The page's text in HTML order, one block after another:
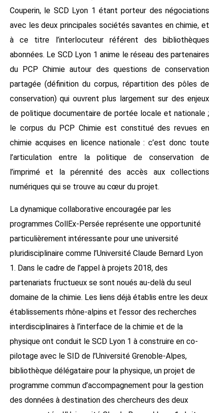
Couperin, le SCD Lyon 1 étant porteur des négociations
avec les deux principales sociétés savantes en chimie, et
à ce titre l’interlocuteur référent des bibliothèques
abonnées. Le SCD Lyon 1 anime le réseau des partenaires
du PCP Chimie autour des questions de conservation
partagée (définition du corpus, répartition des pôles de
conservation) qui ouvrent plus largement sur des enjeux
de politique documentaire de portée locale et nationale ;
le corpus du PCP Chimie est constitué des revues en
chimie acquises en licence nationale : c’est donc toute
l’articulation entre la politique de conservation de
l’imprimé et la pérennité des accès aux collections
numériques qui se trouve au cœur du projet.
La dynamique collaborative encouragée par les
programmes CollEx-Persée représente une opportunité
particulièrement intéressante pour une université
pluridisciplinaire comme l’Université Claude Bernard Lyon
1. Dans le cadre de l’appel à projets 2018, des
partenariats fructueux se sont noués au-delà du seul
domaine de la chimie. Les liens déjà établis entre les deux
établissements rhône-alpins et l’essor des recherches
interdisciplinaires à l’interface de la chimie et de la
physique ont conduit le SCD Lyon 1 à construire en co-
pilotage avec le SID de l’Université Grenoble-Alpes,
bibliothèque délégataire pour la physique, un projet de
programme commun d’accompagnement pour la gestion
des données à destination des chercheurs des deux